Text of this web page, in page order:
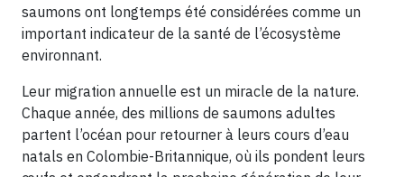
saumons ont longtemps été considérées comme un
important indicateur de la santé de l’écosystème
environnant.
Leur migration annuelle est un miracle de la nature.
Chaque année, des millions de saumons adultes
partent l’océan pour retourner à leurs cours d’eau
natals en Colombie-Britannique, où ils pondent leurs